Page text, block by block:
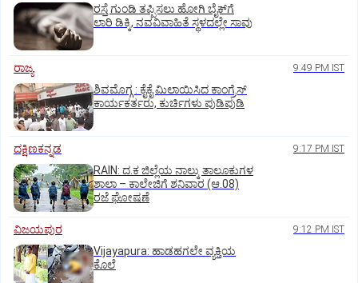
ರಸ್ತೆ ಗುಂಡಿ ತಪ್ಪಿಸಲು ಹೋಗಿ ಬೈಕ್‌ಗೆ
ಲಾರಿ ಡಿಕ್ಕಿ, ನವವಿವಾಹಿತೆ ಸ್ಥಳದಲ್ಲೇ ಸಾವು
ರಾಜ್ಯ 9:49 PM IST
ಶಿವಮೊಗ್ಗ : ಕೈಕೈ ಮಿಲಾಯಿಸಿದ ಕಾಂಗ್ರೆಸ್
ಕಾರ್ಯಕರ್ತರು, ಕುರ್ಚಿಗಳು ಪುಡಿಪುಡಿ
ದಕ್ಷಿಣಕನ್ನಡ 9:17 PM IST
RAIN: ದ.ಕ ಜಿಲ್ಲೆಯ ನಾಲ್ಕು ತಾಲೂಕುಗಳ
ಶಾಲಾ – ಕಾಲೇಜಿಗೆ ಶನಿವಾರ (ಆ.08)
ರಜೆ ಘೋಷಣೆ
ವಿಜಯಪುರ 9:12 PM IST
Vijayapura: ಹಾಡಹಗಲೇ ವ್ಯಕ್ತಿಯ
ಕೊಲೆ